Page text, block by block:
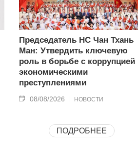
Председатель НС Чан Тхань
Ман: Утвердить ключевую
роль в борьбе с коррупцией
экономическими
преступлениями
08/08/2026 НОВОСТИ
ПОДРОБНЕЕ